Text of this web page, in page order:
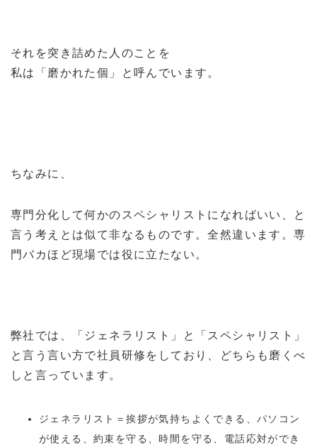
それを突き詰めた人のことを
私は「磨かれた個」と呼んでいます。
ちなみに、
専門分化して何かのスペシャリストになればいい、と
言う考えとは似て非なるものです。全然違います。専
門バカほど現場では役に立たない。
弊社では、「ジェネラリスト」と「スペシャリスト」
と言う言い方で社員研修をしており、どちらも磨くべ
しと言っています。
ジェネラリスト＝挨拶が気持ちよくできる、パソコン
が使える、約束を守る、時間を守る、電話応対ができ